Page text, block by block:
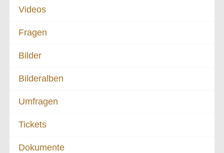
Videos
Fragen
Bilder
Bilderalben
Umfragen
Tickets
Dokumente